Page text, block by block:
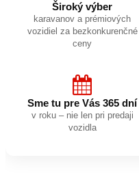
Široký výber
karavanov a prémiových
vozidiel za bezkonkurenčné
ceny
Sme tu pre Vás 365 dní
v roku – nie len pri predaji
vozidla